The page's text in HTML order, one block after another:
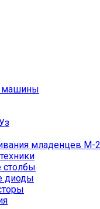
машины
младенцев М-
столбы
диоды